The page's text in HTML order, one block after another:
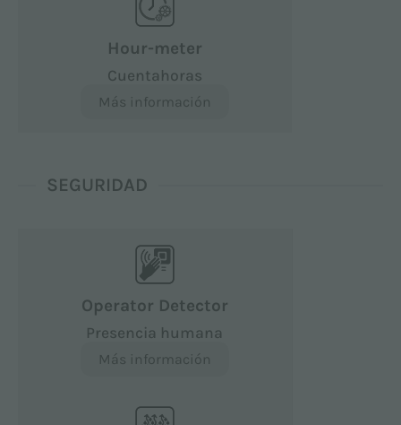
Hour-meter
Cuentahoras
Más información
SEGURIDAD
Operator Detector
Presencia humana
Más información